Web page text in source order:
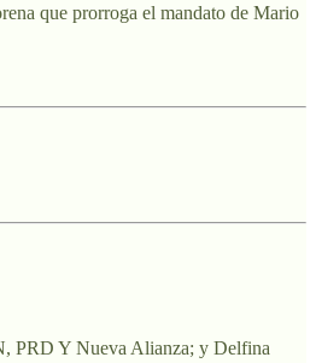
que prorroga el mandato de Mario
PRD Y Nueva Alianza; y Delfina